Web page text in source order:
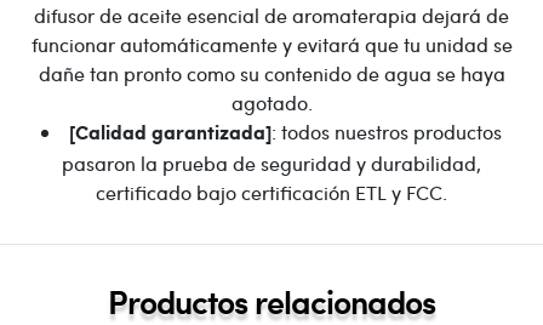
difusor de aceite esencial de aromaterapia dejará de
funcionar automáticamente y evitará que tu unidad se
dañe tan pronto como su contenido de agua se haya
agotado.
[Calidad garantizada]: todos nuestros productos
pasaron la prueba de seguridad y durabilidad,
certificado bajo certificación ETL y FCC.
Productos relacionados